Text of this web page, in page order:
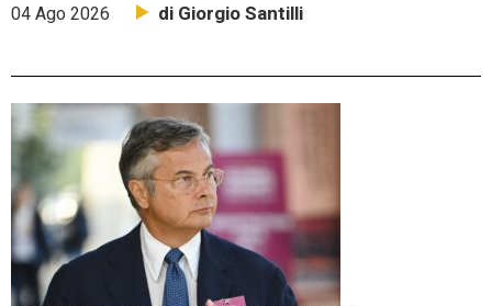
04 Ago 2026 di Giorgio Santilli